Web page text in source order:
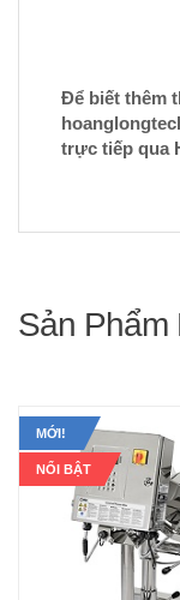
Để biết thêm
trực tiếp qua
Sản Phẩm
MỚI!
NỔI BẬT